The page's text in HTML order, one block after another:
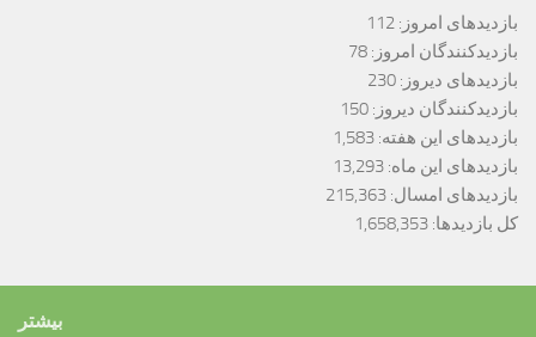
بازدیدهای امروز: 112
بازدیدکنندگان امروز: 78
بازدیدهای دیروز: 230
بازدیدکنندگان دیروز: 150
بازدیدهای این هفته: 1,583
بازدیدهای این ماه: 13,293
بازدیدهای امسال: 215,363
کل بازدیدها: 1,658,353
بیشتر